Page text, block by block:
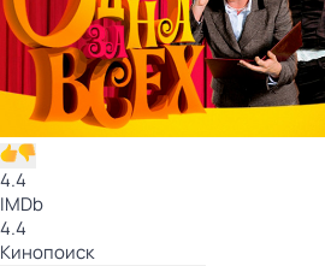
4.4
IMDb
4.4
Кинопоиск